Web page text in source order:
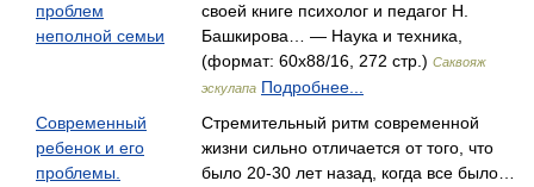
проблем
неполной семьи
своей книге психолог и педагог Н.
Башкирова… — Наука и техника,
(формат: 60x88/16, 272 стр.) Саквояж
эскулапа Подробнее...
Современный
ребенок и его
проблемы.
Стремительный ритм современной
жизни сильно отличается от того, что
было 20-30 лет назад, когда все было…